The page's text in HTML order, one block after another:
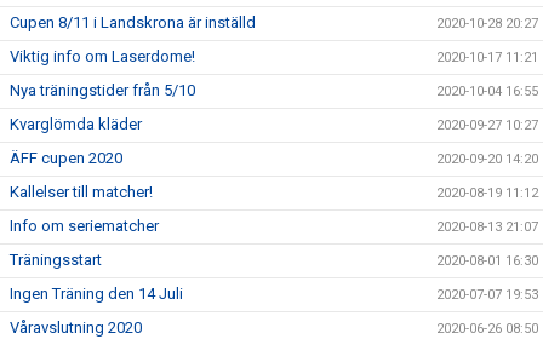
Cupen 8/11 i Landskrona är inställd 2020-10-28 20:27
Viktig info om Laserdome! 2020-10-17 11:21
Nya träningstider från 5/10 2020-10-04 16:55
Kvarglömda kläder 2020-09-27 10:27
ÄFF cupen 2020 2020-09-20 14:20
Kallelser till matcher! 2020-08-19 11:12
Info om seriematcher 2020-08-13 21:07
Träningsstart 2020-08-01 16:30
Ingen Träning den 14 Juli 2020-07-07 19:53
Våravslutning 2020 2020-06-26 08:50